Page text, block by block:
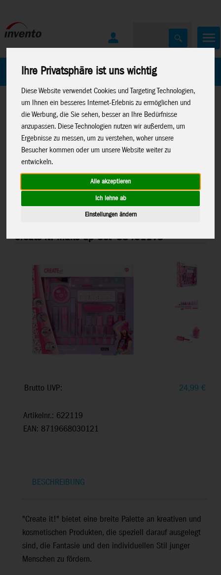
Ihre Privatsphäre ist uns wichtig
Diese Website verwendet Cookies und Targeting Technologien,
um Ihnen ein besseres Internet-Erlebnis zu ermöglichen und
die Werbung, die Sie sehen, besser an Ihre Bedürfnisse
anzupassen. Diese Technologien nutzen wir außerdem, um
Ergebnisse zu messen, um zu verstehen, woher unsere
Besucher kommen oder um unsere Website weiter zu
entwickeln.
Alle akzeptieren
Ich lehne ab
Einstellungen ändern
Home Marken
Home>Spielwaren>
Canenco
Neuheiten 2026>Neuheiten 01-26
Create It
Create it! Make-up-Set 884511V3
Brutto UVP: 24,99 €
Artikelnr.: 622119
EAN: 8719668030121
BESCHREIBUNG
"Create it!" bietet eine breite Palette an kreativen und
kosmetischen Produkten, die speziell darauf ausgelegt
sind, die Fantasie und den individuellen Stil junger
Menschen zu fördern.